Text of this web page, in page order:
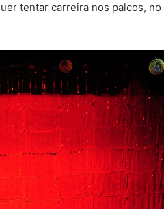
tentar carreira nos palcos, no